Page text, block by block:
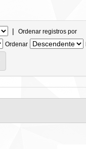
| Ordenar registros por
Ordenar